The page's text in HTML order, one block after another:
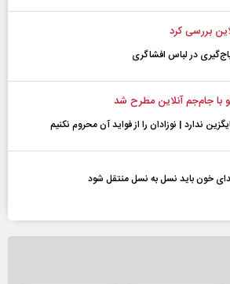
بررسی کرد
باج‌گیری در لباس افشاگری
با جام‌جم آنلاین مطرح شد
ندارد | نوزادان را از فواید آن محروم نکنیم
خون باید نسل به نسل منتقل شود